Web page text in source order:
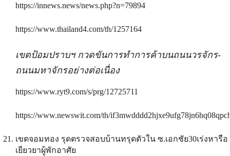
https://innews.news/news.php?n=79894
https://www.thailand4.com/th/1257164
เขตป้อมปราบฯ กวดขันการทำการค้าบนถนนวรจักร-
ถนนมหาจักรอย่างต่อเนื่อง
https://www.ryt9.com/s/prg/12725711
https://www.newswit.com/th/
เขตจอมทอง รุดตรวจสอบบ้านทรุดตัวใน ซ.เอกชัย30เร่งหารือ
เยียวยาผู้พักอาศัย